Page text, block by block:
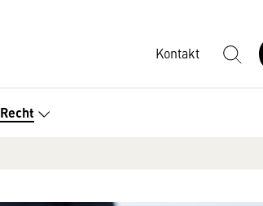
Kontakt
Recht